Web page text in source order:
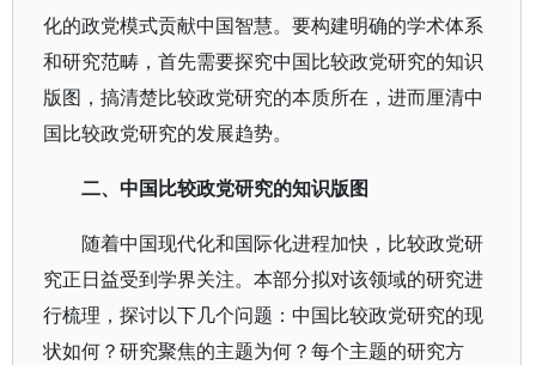
化的政党模式贡献中国智慧。要构建明确的学术体系
和研究范畴，首先需要探究中国比较政党研究的知识
版图，搞清楚比较政党研究的本质所在，进而厘清中
国比较政党研究的发展趋势。
二、中国比较政党研究的知识版图
随着中国现代化和国际化进程加快，比较政党研
究正日益受到学界关注。本部分拟对该领域的研究进
行梳理，探讨以下几个问题：中国比较政党研究的现
状如何？研究聚焦的主题为何？每个主题的研究方